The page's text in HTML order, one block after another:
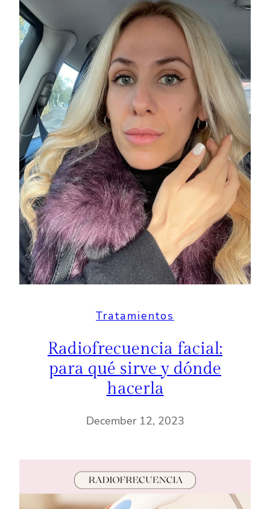
Tratamientos
Radiofrecuencia facial:
para qué sirve y dónde
hacerla
December 12, 2023